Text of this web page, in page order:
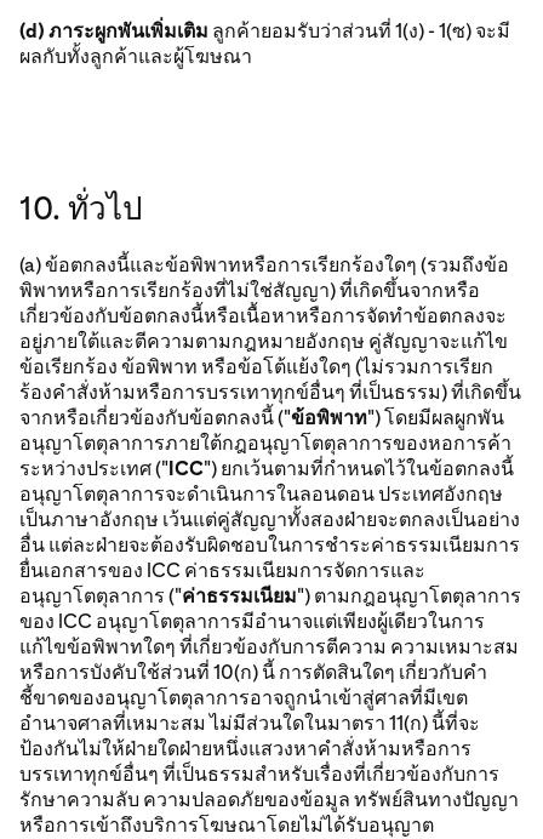
(d) ภาระผูกพันเพิ่มเติม ลูกค้ายอมรับว่าส่วนที่ 1(ง) - 1(ซ) จะมี
ผลกับทั้งลูกค้าและผู้โฆษณา
10. ทั่วไป
(a) ข้อตกลงนี้และข้อพิพาทหรือการเรียกร้องใดๆ (รวมถึงข้อ
พิพาทหรือการเรียกร้องที่ไม่ใช่สัญญา) ที่เกิดขึ้นจากหรือ
เกี่ยวข้องกับข้อตกลงนี้หรือเนื้อหาหรือการจัดทำข้อตกลงจะ
อยู่ภายใต้และตีความตามกฎหมายอังกฤษ คู่สัญญาจะแก้ไข
ข้อเรียกร้อง ข้อพิพาท หรือข้อโต้แย้งใดๆ (ไม่รวมการเรียก
ร้องคำสั่งห้ามหรือการบรรเทาทุกข์อื่นๆ ที่เป็นธรรม) ที่เกิดขึ้น
จากหรือเกี่ยวข้องกับข้อตกลงนี้ ("ข้อพิพาท") โดยมีผลผูกพัน
อนุญาโตตุลาการภายใต้กฎอนุญาโตตุลาการของหอการค้า
ระหว่างประเทศ ("ICC") ยกเว้นตามที่กำหนดไว้ในข้อตกลงนี้
อนุญาโตตุลาการจะดำเนินการในลอนดอน ประเทศอังกฤษ
เป็นภาษาอังกฤษ เว้นแต่คู่สัญญาทั้งสองฝ่ายจะตกลงเป็นอย่าง
อื่น แต่ละฝ่ายจะต้องรับผิดชอบในการชำระค่าธรรมเนียมการ
ยื่นเอกสารของ ICC ค่าธรรมเนียมการจัดการและ
อนุญาโตตุลาการ ("ค่าธรรมเนียม") ตามกฎอนุญาโตตุลาการ
ของ ICC อนุญาโตตุลาการมีอำนาจแต่เพียงผู้เดียวในการ
แก้ไขข้อพิพาทใดๆ ที่เกี่ยวข้องกับการตีความ ความเหมาะสม
หรือการบังคับใช้ส่วนที่ 10(ก) นี้ การตัดสินใดๆ เกี่ยวกับคำ
ชี้ขาดของอนุญาโตตุลาการอาจถูกนำเข้าสู่ศาลที่มีเขต
อำนาจศาลที่เหมาะสม ไม่มีส่วนใดในมาตรา 11(ก) นี้ที่จะ
ป้องกันไม่ให้ฝ่ายใดฝ่ายหนึ่งแสวงหาคำสั่งห้ามหรือการ
บรรเทาทุกข์อื่นๆ ที่เป็นธรรมสำหรับเรื่องที่เกี่ยวข้องกับการ
รักษาความลับ ความปลอดภัยของข้อมูล ทรัพย์สินทางปัญญา
หรือการเข้าถึงบริการโฆษณาโดยไม่ได้รับอนุญาต